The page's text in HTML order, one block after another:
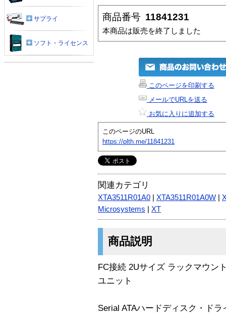
商品番号 11841231
本商品は販売を終了しました
このページを印刷する
メールでURLを送る
お気に入りに追加する
このページのURL
https://plth.me/11841231
関連カテゴリ
XTA3511R01A0 XTA3511R01A0W
Microsystems
XT
商品説明
FC接続 2Uサイズ ラックマウン
ユニット
Serial ATAハードディスク・ド
サプライ
ソフト・ライセンス